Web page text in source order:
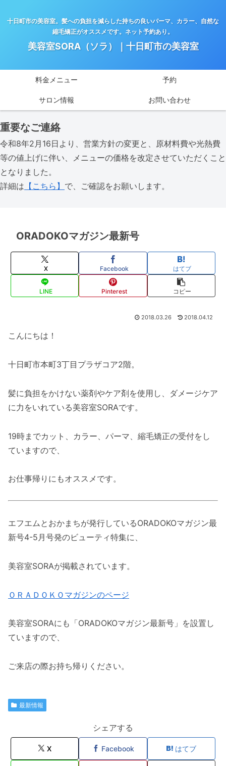
十日町市の美容室。髪への負担を減らした持ちの良いパーマ、カラー、自然な
縮毛矯正がオススメです。ネット予約あり。
美容室SORA（ソラ）｜十日町市の美容室
料金メニュー 予約
サロン情報 お問い合わせ
重要なご連絡
令和8年2月16日より、営業方針の変更と、原材料費や光熱費
等の値上げに伴い、メニューの価格を改定させていただくこと
となりました。
詳細は 【こちら】 で、ご確認をお願いします。
ORADOKOマガジン最新号
X Facebook はてブ
LINE Pinterest コピー
2018.03.26 2018.04.12
こんにちは！
十日町市本町3丁目プラザコア2階。
髪に負担をかけない薬剤やケア剤を使用し、ダメージケア
に力をいれている美容室SORAです。
19時までカット、カラー、パーマ、縮毛矯正の受付をし
ていますので、
お仕事帰りにもオススメです。
エフエムとおかまちが発行しているORADOKOマガジン最
新号4-5月号発のビューティ特集に、
美容室SORAが掲載されています。
ＯＲＡＤＯＫＯマガジンのページ
美容室SORAにも「ORADOKOマガジン最新号」を設置し
ていますので、
ご来店の際お持ち帰りください。
最新情報
シェアする
X Facebook はてブ